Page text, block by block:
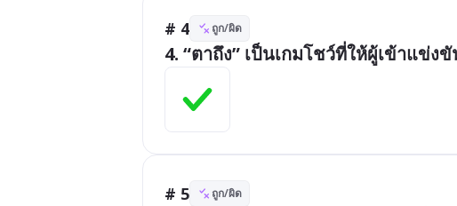
# 4 ถูก/ผิด
4. “ตาถึง” เป็นเกมโชว์ที่ให้ผู้เข้าแข่
# 5 ถูก/ผิด